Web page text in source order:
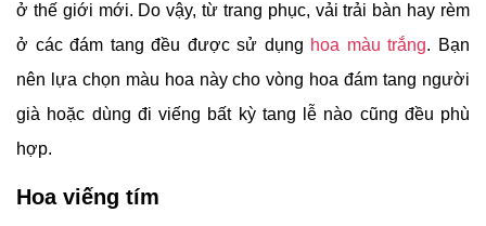
ở thế giới mới. Do vậy, từ trang phục, vải trải bàn hay rèm
ở các đám tang đều được sử dụng hoa màu trắng. Bạn
nên lựa chọn màu hoa này cho vòng hoa đám tang người
già hoặc dùng đi viếng bất kỳ tang lễ nào cũng đều phù
hợp.
Hoa viếng tím